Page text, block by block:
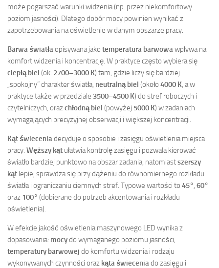
może pogarszać warunki widzenia (np. przez niekomfortowy
poziom jasności). Dlatego dobór mocy powinien wynikać z
zapotrzebowania na oświetlenie w danym obszarze pracy.
Barwa światłaopisywana jako temperatura barwowawpływa na
komfort widzenia i koncentrację. W praktyce często wybiera się
ciepłą biel (ok. 2700–3000 K) tam, gdzie liczy się bardziej
„spokojny” charakter światła, neutralną biel (około 4000 K, a w
praktyce także w przedziale 3500–4500 K) do stref roboczych i
czytelniczych, orazchłodną biel (powyżej 5000 K) w zadaniach
wymagających precyzyjnej obserwacji i większej koncentracji.
Kąt świeceniadecyduje o sposobie i zasięgu oświetlenia miejsca
pracy. Węższy kąt ułatwia kontrolę zasięgu i pozwala kierować
światło bardziej punktowo na obszar zadania, natomiastszerszy
kąt lepiej sprawdza się przy dążeniu do równomiernego rozkładu
światła i ograniczaniu ciemnych stref. Typowe wartości to 45°, 60°
oraz 100° (dobierane do potrzeb akcentowania i rozkładu
oświetlenia).
W efekcie jakość oświetlenia maszynowego LED wynika z
dopasowania: mocydo wymaganego poziomu jasności,
temperatury barwowej do komfortu widzenia i rodzaju
wykonywanych czynności oraz kąta świeceniado zasięgu i